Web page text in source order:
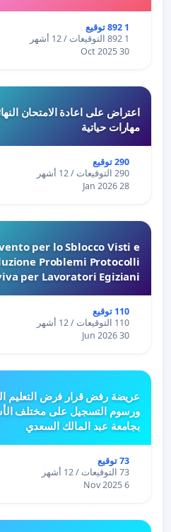
1 892 توقيع
1 892 التوقيعات / 12 أشهر
30 Oct 2025
اعتراض على اعادة الامتحان
مهارات حياتية
290 توقيع
290 التوقيعات / 12 أشهر
28 Jan 2026
per lo Sblocco Visti e
Problemi Protocolli
per Lavoratori Egiziani
110 توقيع
110 التوقيعات / 12 أشهر
30 Jun 2026
عريضة رفض قرار فرض التعليم
ورسوم التسجيل على مختلف
بجامعة عبد المالك السعدي
73 توقيع
73 التوقيعات / 12 أشهر
6 Nov 2025